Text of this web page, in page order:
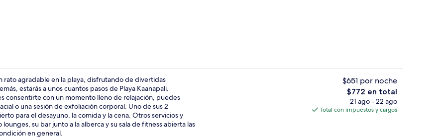
Exterior
rato agradable en la playa, disfrutando de divertidas
estarás a unos cuantos pasos de Playa Kaanapali.
consentirte con un momento lleno de relajación, puedes
o una sesión de exfoliación corporal. Uno de sus 2
para el desayuno, la comida y la cena. Otros servicios y
su bar junto a la alberca y su sala de fitness abierta las
en general.
$651 por noche
El
precio
total
$772 en total
21 ago - 22 ago
Total con impuestos y cargos